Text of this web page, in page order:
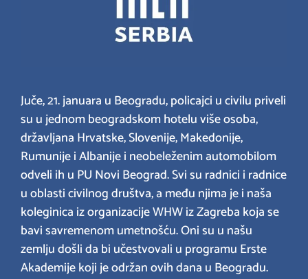
Juče, 21. januara u Beogradu, policajci u civilu priveli
su u jednom beogradskom hotelu više osoba,
državljana Hrvatske, Slovenije, Makedonije,
Rumunije i Albanije i neobeleženim automobilom
odveli ih u PU Novi Beograd. Svi su radnici i radnice
u oblasti civilnog društva, a među njima je i naša
koleginica iz organizacije WHW iz Zagreba koja se
bavi savremenom umetnošću. Oni su u našu
zemlju došli da bi učestvovali u programu Erste
Akademije koji je održan ovih dana u Beogradu.